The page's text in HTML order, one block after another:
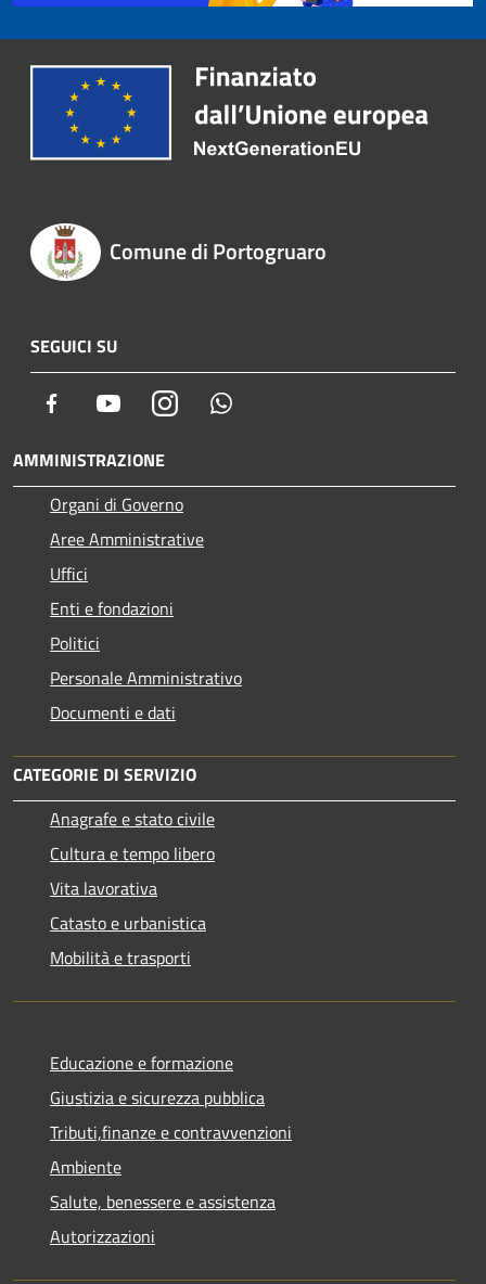
Comune di Portogruaro
SEGUICI SU
Facebook YoutubeInstagram
AMMINISTRAZIONE
Organi di Governo
Aree Amministrative
Uffici
Enti e fondazioni
Politici
Personale Amministrativo
Documenti e dati
CATEGORIE DI SERVIZIO
Anagrafe e stato civile
Cultura e tempo libero
Vita lavorativa
Catasto e urbanistica
Mobilità e trasporti
Educazione e formazione
Giustizia e sicurezza pubblica
Tributi,finanze e contravvenzioni
Ambiente
Salute, benessere e assistenza
Autorizzazioni